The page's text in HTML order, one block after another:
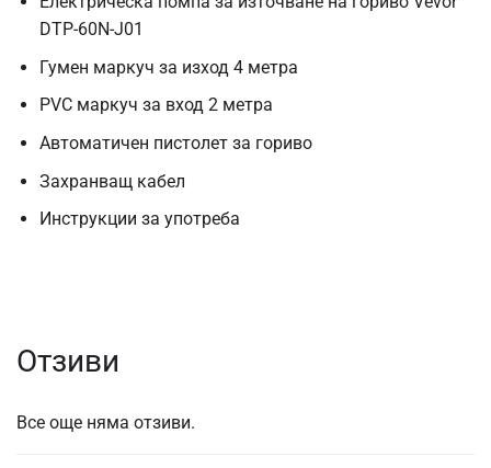
DTP-60N-J01
Гумен маркуч за изход 4 метра
PVC маркуч за вход 2 метра
Автоматичен пистолет за гориво
Захранващ кабел
Инструкции за употреба
Отзиви
Все още няма отзиви.